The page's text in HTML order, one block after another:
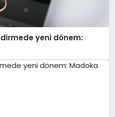
yeni dönem: